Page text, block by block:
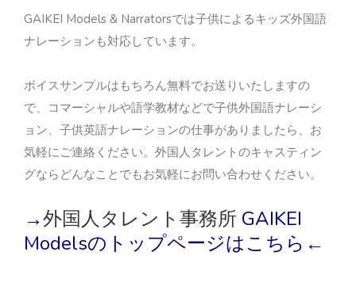
GAIKEI Models & Narratorsでは子供によるキッズ外国語
ナレーションも対応しています。
ボイスサンプルはもちろん無料でお送りいたしますの
で、コマーシャルや語学教材などで子供外国語ナレーシ
ョン、子供英語ナレーションの仕事がありましたら、お
気軽にご連絡ください。外国人タレントのキャスティン
グならどんなことでもお気軽にお問い合わせください。
→外国人タレント事務所 GAIKEI
Modelsのトップページはこちら←